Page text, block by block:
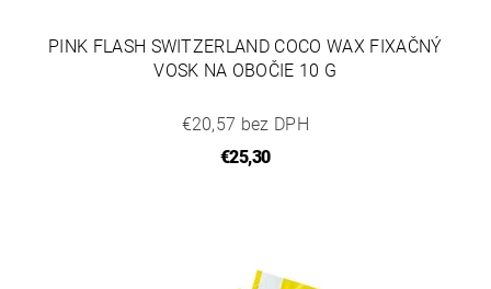
PINK FLASH SWITZERLAND COCO WAX FIXAČNÝ
VOSK NA OBOČIE 10 G
€20,57 bez DPH
€25,30